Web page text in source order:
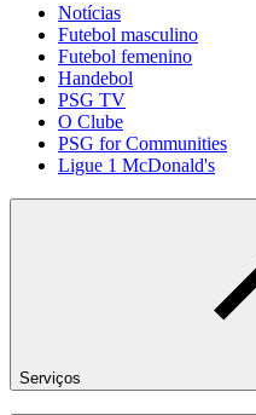
Notícias
Futebol masculino
Futebol femenino
Handebol
PSG TV
O Clube
PSG for Communities
Ligue 1 McDonald's
Serviços